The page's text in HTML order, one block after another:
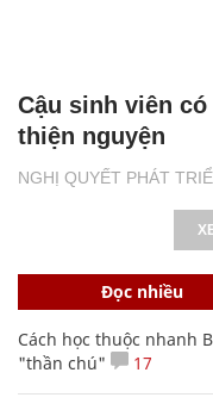
NGHỊ QUYẾT PHÁT
Cậu sinh viên
thiện nguyện
Đọc nhiều
Cách học thuộc nhanh
"thần chú"
17